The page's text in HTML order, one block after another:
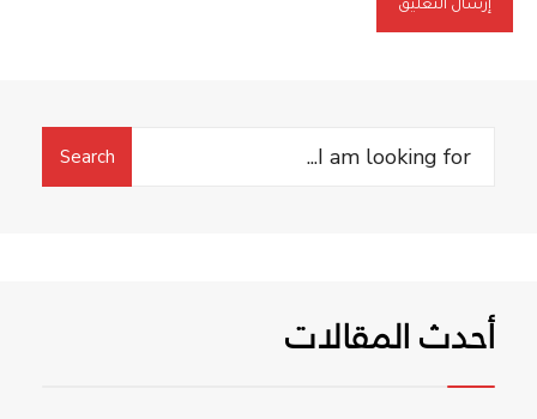
Search
Search
أحدث المقالات